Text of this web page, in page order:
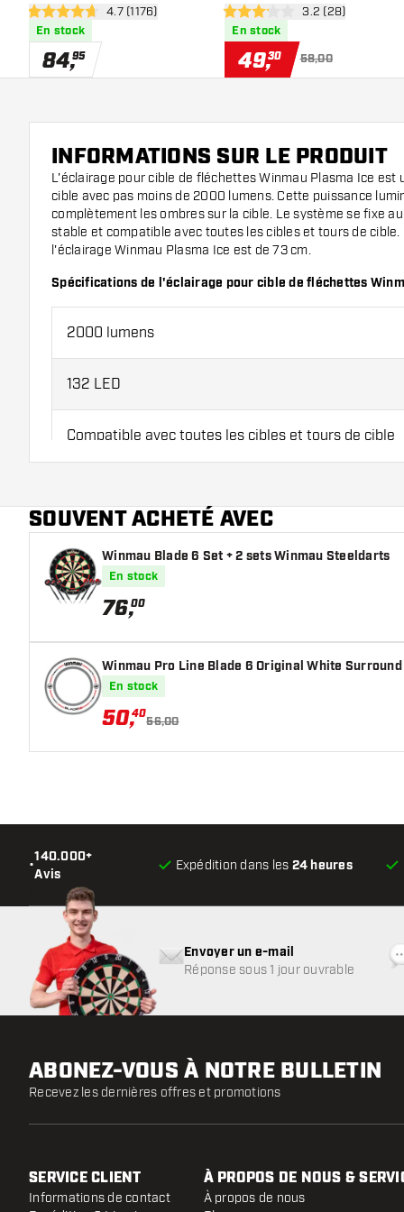
ouvrir le panneau des avis
4.7 étoiles de notation
4.7 (1176)
En stock
84,95
ouvrir le
3.2 étoiles de notation
3.2 (28)
En stock
49,30 58,00
INFORMATIONS SUR LE PRODUIT
L'éclairage pour cible de fléchettes Winmau Plasma Ice est
cible avec pas moins de 2000 lumens. Cette puissance
complètement les ombres sur la cible. Le système se fixe
stable et compatible avec toutes les cibles et tours de
l'éclairage Winmau Plasma Ice est de 73 cm.
Spécifications de l'éclairage pour cible de fléchettes
2000 lumens
132 LED
Compatible avec toutes les cibles et tours de cible
Matériel de montage inclus
Adaptateur inclus avec prises EU, UK, US, AU
Cible et tour de cible non inclus
Pourquoi choisir le Winmau Plasma ? Découvrez-le dans
Attention :l'éclairage Winmau Plasma est uniquement
ne peut pas être utilisé avec un support de cible.
SOUVENT ACHETÉ AVEC
Winmau Blade 6 Set + 2 sets Winmau Steeldarts
En stock
76,00
Winmau Pro Line Blade 6 Original White Surround
En stock
50,40
56,00
•
140.000+
Avis
Expédition dans les 24 heures
Envoyer un e-mail
Réponse sous 1 jour ouvrable
ABONEZ-VOUS À NOTRE BULLETIN
Recevez les dernières offres et promotions
SERVICE CLIENT
Informations de contact
À PROPOS DE NOUS &
À propos de nous